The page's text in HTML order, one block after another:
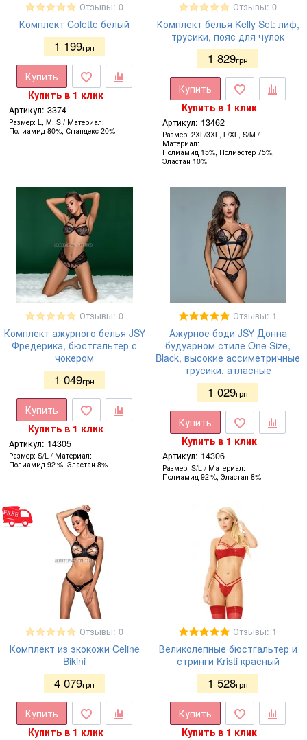
Отзывы: 0
Комплект Colette белый
1 199грн
Купить
Купить в 1 клик
Артикул: 3374
Размер L, M, S
Материал
Полиамид 80%, Спандекс 20%
Отзывы: 0
Комплект белья Kelly Set: лиф,
трусики, пояс для чулок
1 829грн
Купить
Купить в 1 клик
Артикул: 13462
Размер 2XL/3XL, L/XL, S/M
Материал
Полиамид 15%, Полиэстер 75%,
Эластан 10%
Отзывы: 0
Комплект ажурного белья JSY
Фредерика, бюстгальтер с
чокером
1 049грн
Купить
Купить в 1 клик
Артикул: 14305
Размер S/L
Материал
Полиамид 92 %, Эластан 8%
Отзывы: 1
Ажурное боди JSY Донна
будуарном стиле One Size,
Black, высокие ассиметричные
трусики, атласные
1 029грн
Купить
Купить в 1 клик
Артикул: 14306
Размер S/L
Материал
Полиамид 92 %, Эластан 8%
Отзывы: 0
Комплект из экокожи Celine
Bikini
4 079грн
Купить
Купить в 1 клик
Отзывы: 1
Великолепные бюстгальтер и
стринги Kristi красный
1 528грн
Купить
Купить в 1 клик